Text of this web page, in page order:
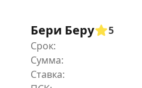
Бери Беру
5
Срок:
Сумма:
Ставка: